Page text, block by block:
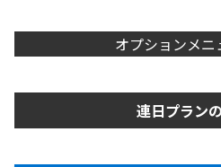
オプションメニ
連日プラン